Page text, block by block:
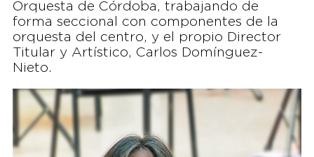
Orquesta de Córdoba, trabajando de
forma seccional con componentes de la
orquesta del centro, y el propio Director
Titular y Artístico, Carlos Domínguez-
Nieto.